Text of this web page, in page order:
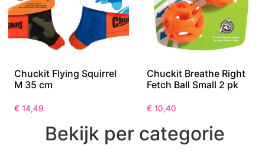
Chuckit Flying Squirrel
M 35 cm
€ 14,49
Chuckit Breathe Right
Fetch Ball Small 2 pk
€ 10,40
Bekijk per categorie